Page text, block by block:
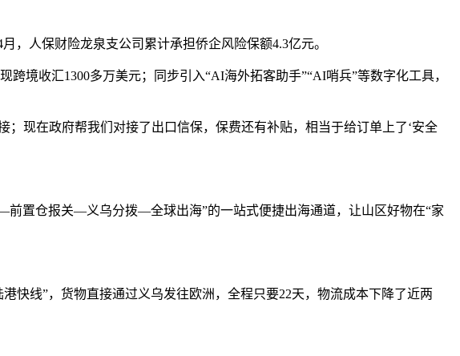
人保财险龙泉支公司累计承担侨企风险保额4.3亿元。
境收汇1300多万美元；同步引入“AI海外拓客助手”“AI哨兵”等数字化工具，
现在政府帮我们对接了出口信保，保费还有补贴，相当于给订单上了‘安全
置仓报关—义乌分拨—全球出海”的一站式便捷出海通道，让山区好物在“家
线”，货物直接通过义乌发往欧洲，全程只要22天，物流成本下降了近两